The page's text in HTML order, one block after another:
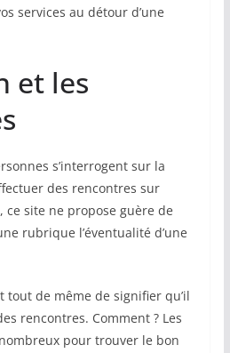
services au détour d’une
et les
s’interrogent sur la
des rencontres sur
ce site ne propose guère de
rubrique l’éventualité d’une
tout de même de signifier qu’il
rencontres. Comment ? Les
pour trouver le bon